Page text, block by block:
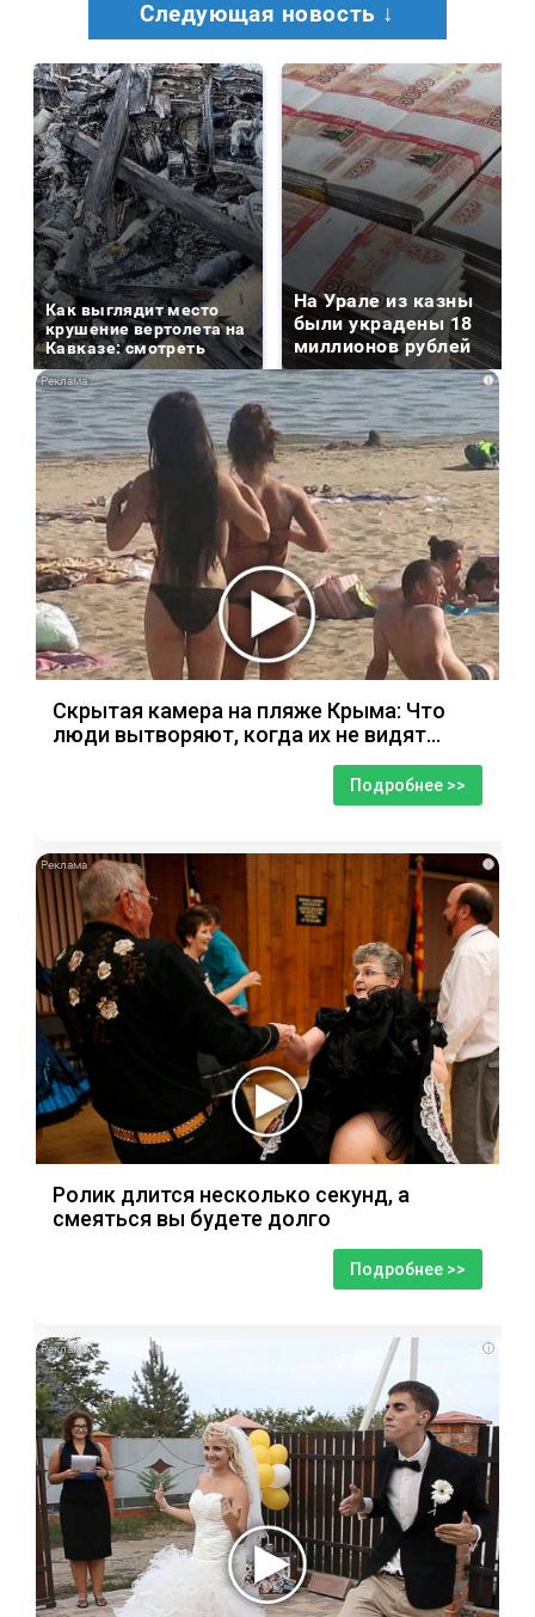
Следующая новость ↓
Как выглядит место
крушение вертолета на
Кавказе: смотреть
На Урале из казны
были украдены 18
миллионов рублей
i
Скрытая камера на пляже Крыма: Что
люди вытворяют, когда их не видят...
Подробнее >>
i
Ролик длится несколько секунд, а
смеяться вы будете долго
Подробнее >>
i